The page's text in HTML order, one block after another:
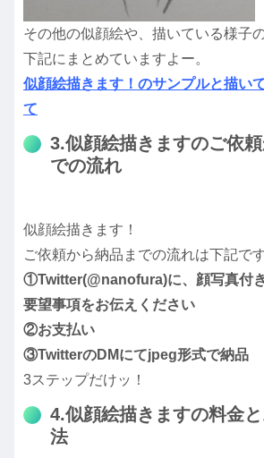
その他の似顔絵や、描いている様子
下記にまとめていますよー。
似顔絵描きます！のサンプルと描い
て
3.似顔絵描きますのご依
での流れ
似顔絵描きます！
ご依頼から納品までの流れは下記です
①Twitter(@nanofura)に、顔写真付き
要望事項をお伝えください
②お支払い
③TwitterのDMにてjpeg形式で納品
3ステップだけッ！
4.似顔絵描きますの料金
法